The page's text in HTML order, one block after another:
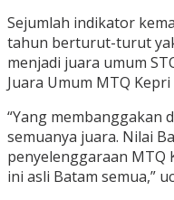
Sejumlah indikator
tahun berturut-turut
menjadi juara umum
Juara Umum MTQ
“Yang membanggakan
semuanya juara. Nilai
penyelenggaraan MTQ
ini asli Batam semua,”